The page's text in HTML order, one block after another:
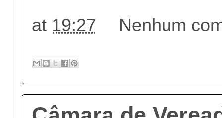
at 19:27 Nenhum